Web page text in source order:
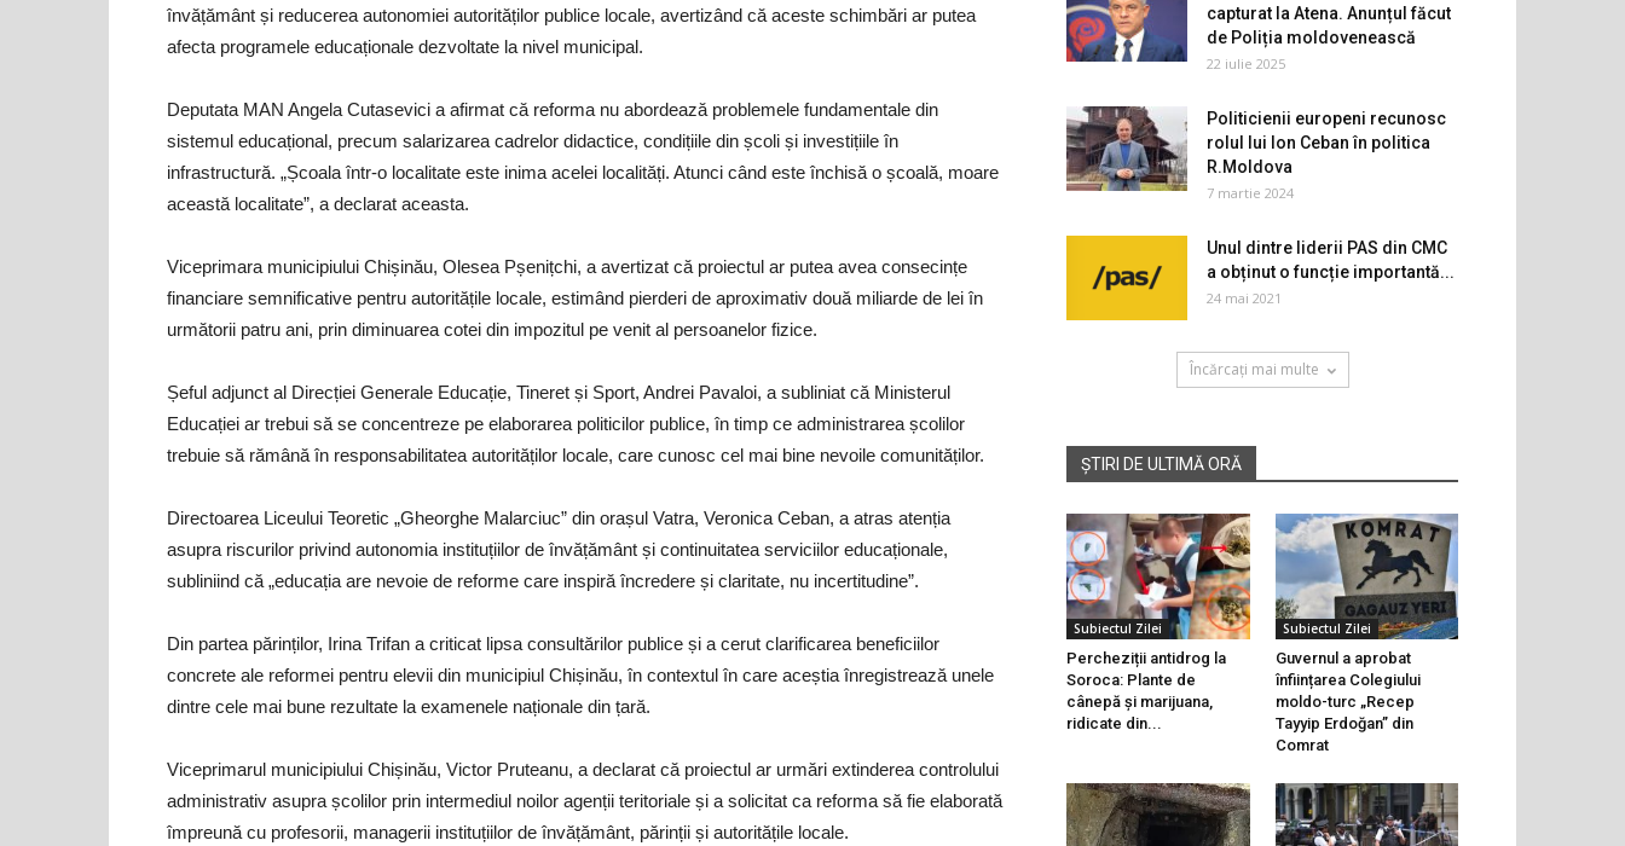
învățământ și reducerea autonomiei autorităților publice locale, avertizând că aceste schimbări ar putea
afecta programele educaționale dezvoltate la nivel municipal.
Deputata MAN Angela Cutasevici a afirmat că reforma nu abordează problemele fundamentale din
sistemul educațional, precum salarizarea cadrelor didactice, condițiile din școli și investițiile în
infrastructură. „Școala într-o localitate este inima acelei localități. Atunci când este închisă o școală, moare
această localitate”, a declarat aceasta.
Viceprimara municipiului Chișinău, Olesea Pșenițchi, a avertizat că proiectul ar putea avea consecințe
financiare semnificative pentru autoritățile locale, estimând pierderi de aproximativ două miliarde de lei în
următorii patru ani, prin diminuarea cotei din impozitul pe venit al persoanelor fizice.
Șeful adjunct al Direcției Generale Educație, Tineret și Sport, Andrei Pavaloi, a subliniat că Ministerul
Educației ar trebui să se concentreze pe elaborarea politicilor publice, în timp ce administrarea școlilor
trebuie să rămână în responsabilitatea autorităților locale, care cunosc cel mai bine nevoile comunităților.
Directoarea Liceului Teoretic „Gheorghe Malarciuc” din orașul Vatra, Veronica Ceban, a atras atenția
asupra riscurilor privind autonomia instituțiilor de învățământ și continuitatea serviciilor educaționale,
subliniind că „educația are nevoie de reforme care inspiră încredere și claritate, nu incertitudine”.
Din partea părinților, Irina Trifan a criticat lipsa consultărilor publice și a cerut clarificarea beneficiilor
concrete ale reformei pentru elevii din municipiul Chișinău, în contextul în care aceștia înregistrează unele
dintre cele mai bune rezultate la examenele naționale din țară.
Viceprimarul municipiului Chișinău, Victor Pruteanu, a declarat că proiectul ar urmări extinderea controlului
administrativ asupra școlilor prin intermediul noilor agenții teritoriale și a solicitat ca reforma să fie elaborată
împreună cu profesorii, managerii instituțiilor de învățământ, părinții și autoritățile locale.
capturat la Atena. Anunțul făcut
de Poliția moldovenească
22 iulie 2025
Politicienii europeni recunosc
rolul lui Ion Ceban în politica
R.Moldova
7 martie 2024
Unul dintre liderii PAS din CMC
a obținut o funcție importantă...
24 mai 2021
Încărcați mai multe
ȘTIRI DE ULTIMĂ ORĂ
Subiectul Zilei
Percheziții antidrog la
Soroca: Plante de
cânepă și marijuana,
ridicate din...
Subiectul Zilei
Guvernul a aprobat
înființarea Colegiului
moldo-turc „Recep
Tayyip Erdoğan” din
Comrat